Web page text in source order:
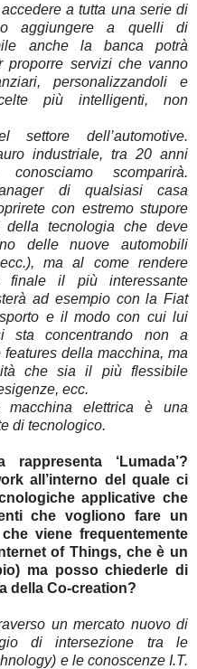
a tutta una serie di
aggiungere a quelli di
anche la banca potrà
proporre servizi che vanno
personalizzandoli e
più intelligenti, non
dell’automotive.
industriale, tra 20 anni
scomparirà.
di qualsiasi casa
con estremo stupore
tecnologia che deve
delle nuove automobili
ma al come rendere
finale il più interessante
ad esempio con la Fiat
e il modo con cui lui
sta concentrando non a
della macchina, ma
che sia il più flessibile
ecc.
elettrica è una
di tecnologico.
‘Lumada’?
all’interno del quale ci
applicative che
che vogliono fare un
viene frequentemente
of Things, che è un
ma posso chiederle di
della Co-creation?
un mercato nuovo di
di intersezione tra le
e le conoscenze I.T.